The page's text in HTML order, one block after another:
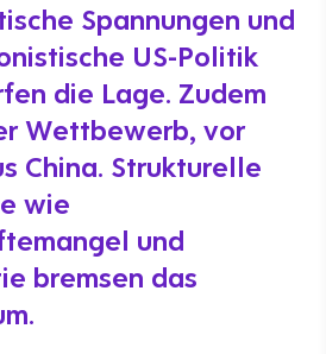
Spannungen und
US-Politik
die Lage. Zudem
Wettbewerb, vor
China. Strukturelle
wie
und
bremsen das